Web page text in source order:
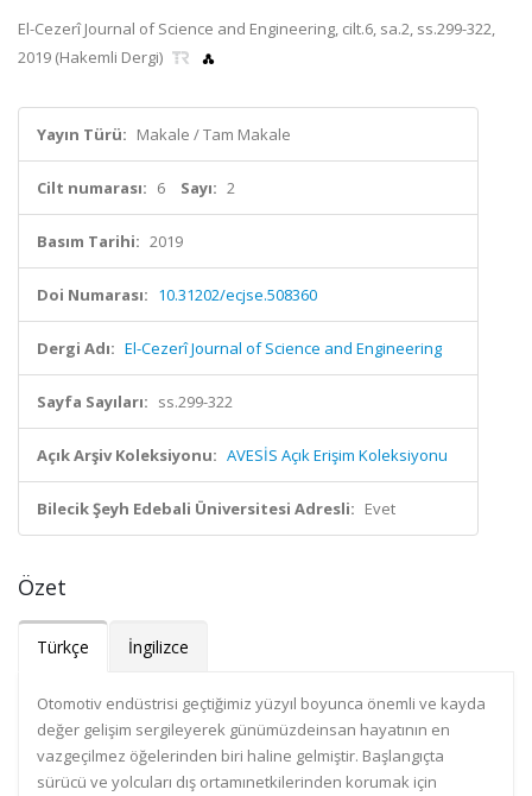
El-Cezerî Journal of Science and Engineering, cilt.6, sa.2, ss.299-322,
2019 (Hakemli Dergi)
Yayın Türü: Makale / Tam Makale
Cilt numarası: 6 Sayı: 2
Basım Tarihi: 2019
Doi Numarası: 10.31202/ecjse.508360
Dergi Adı: El-Cezerî Journal of Science and Engineering
Sayfa Sayıları: ss.299-322
Açık Arşiv Koleksiyonu: AVESİS Açık Erişim Koleksiyonu
Bilecik Şeyh Edebali Üniversitesi Adresli: Evet
Özet
Türkçe İngilizce
Otomotiv endüstrisi geçtiğimiz yüzyıl boyunca önemli ve kayda
değer gelişim sergileyerek günümüzdeinsan hayatının en
vazgeçilmez öğelerinden biri haline gelmiştir. Başlangıçta
sürücü ve yolcuları dış ortamınetkilerinden korumak için